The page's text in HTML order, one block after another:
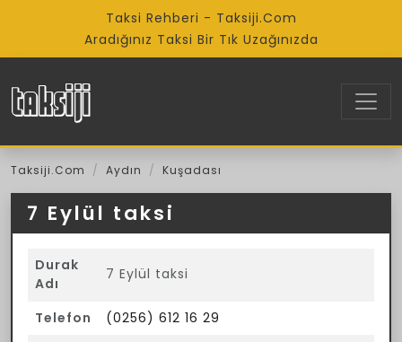
Taksi Rehberi - Taksiji.Com
Aradığınız Taksi Bir Tık Uzağınızda
Taksiji.Com Aydın Kuşadası
7 Eylül taksi
Durak
Adı
7 Eylül taksi
Telefon
(0256) 612 16 29